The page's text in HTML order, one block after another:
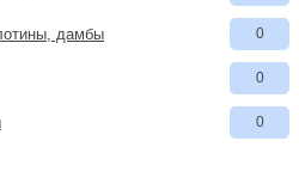
дамбы 0
0
0